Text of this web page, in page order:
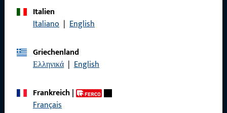
Italien
Italiano | English
Griechenland
Ελληνικά | English
Frankreich|
Français
Produktkatalog